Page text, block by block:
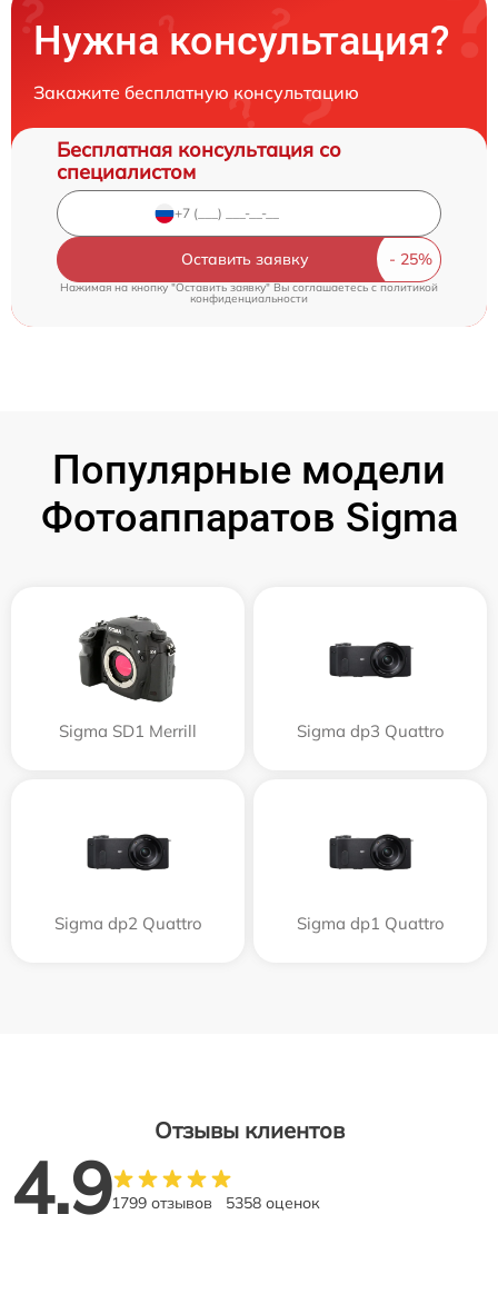
Нужна консультация?
Закажите бесплатную консультацию
Бесплатная консультация со
специалистом
Оставить заявку
Нажимая на кнопку "Оставить заявку" Вы соглашаетесь cполитикой
конфиденциальности
Популярные модели
Фотоаппаратов Sigma
Sigma SD1 Merrill Sigma dp3 Quattro
Sigma dp2 Quattro Sigma dp1 Quattro
Отзывы клиентов
4.91799 отзывов 5358 оценок